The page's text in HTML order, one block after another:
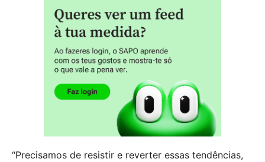
“Precisamos de resistir e reverter essas tendências,